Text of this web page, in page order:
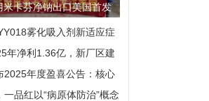
米卡芬净钠出口美国首发
关键一步雾化吸入剂新适应症
年净利1.36亿，新厂区建
2025年度盈喜公告：核心
品红以“病原体防治”概念